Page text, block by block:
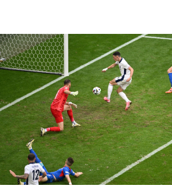
Slovenia,
în care a
ratat
penalty
în
prelungir
i
departaja
re!
Cristiano
Ronaldo
a ratat de
la 11
metri în
prelungir
i